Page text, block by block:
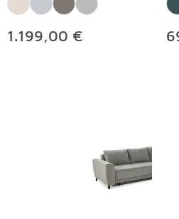
1.199,00 €